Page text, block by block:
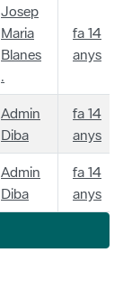
Josep
Maria
Blanes
.
fa 14
anys
Admin
Diba
fa 14
anys
Admin
Diba
fa 14
anys